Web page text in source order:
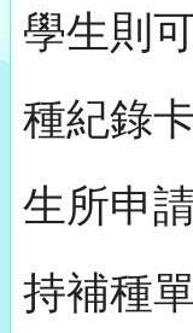
學生則
種紀錄
生所申
持補種